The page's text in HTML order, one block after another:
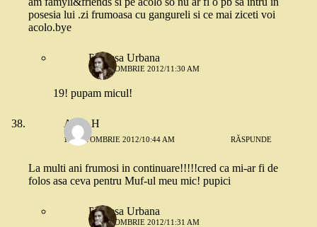
posesia lui .zi frumoasa cu gangureli si ce mai ziceti voi
acolo.bye
Printesa Urbana
18 OCTOMBRIE 2012/11:30 AM
19! pupam micul!
Alina H
18 OCTOMBRIE 2012/10:44 AM RĂSPUNDE
La multi ani frumosi in continuare!!!!!cred ca mi-ar fi de
folos asa ceva pentru Muf-ul meu mic! pupici
Printesa Urbana
18 OCTOMBRIE 2012/11:31 AM